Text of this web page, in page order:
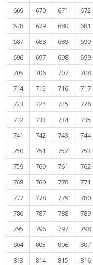
669
670 671 672
678
679 680 681
687
688 689 690
696
697 698 699
705
706 707 708
714
715 716 717
723
724 725 726
732
733 734 735
741
742 743 744
750
751 752 753
759
760 761 762
768
769 770 771
777
778 779 780
786
787 788 789
795
796 797 798
804
805 806 807
813
814 815 816